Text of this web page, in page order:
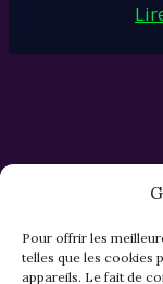
Pour offrir les
telles que les cookies
appareils. Le fait de